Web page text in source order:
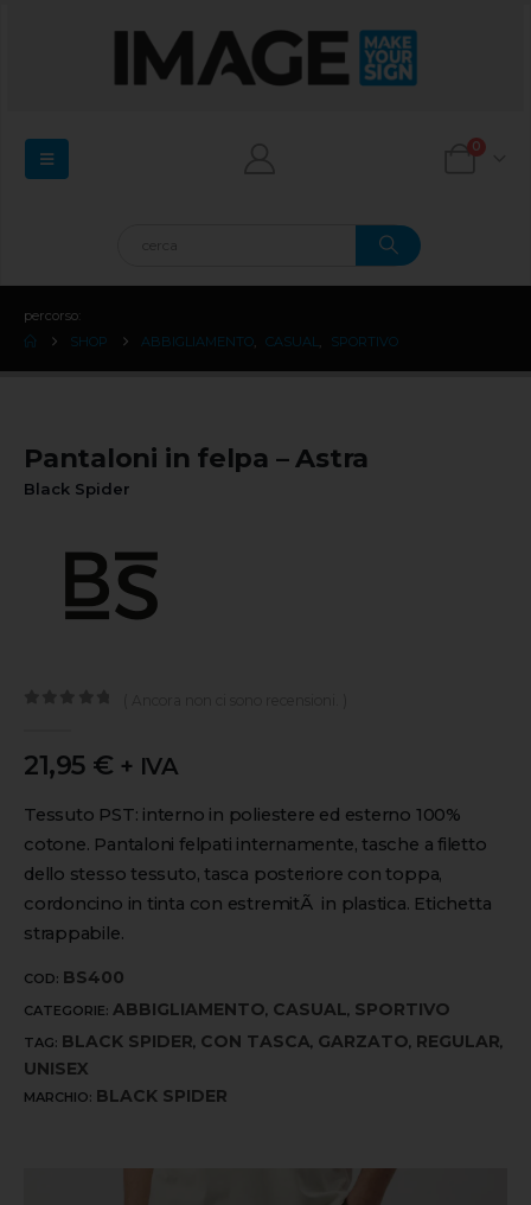
0
percorso:
SHOP
ABBIGLIAMENTO CASUAL SPORTIVO
Pantaloni in felpa – Astra
Black Spider
21,95 € + IVA
Tessuto PST: interno in poliestere ed esterno 100%
cotone. Pantaloni felpati internamente, tasche a filetto
dello stesso tessuto, tasca posteriore con toppa,
cordoncino in tinta con estremitÃ in plastica. Etichetta
strappabile.
COD: BS400
CATEGORIE: ABBIGLIAMENTO, CASUAL, SPORTIVO
TAG: BLACK SPIDER, CON TASCA, GARZATO, REGULAR,
UNISEX
MARCHIO: BLACK SPIDER